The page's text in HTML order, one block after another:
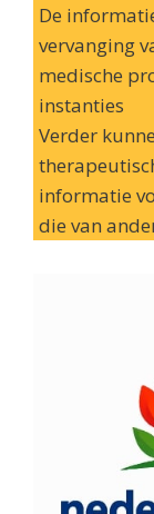
De
vervanging
medische
instanties
Verder
informatie
die van